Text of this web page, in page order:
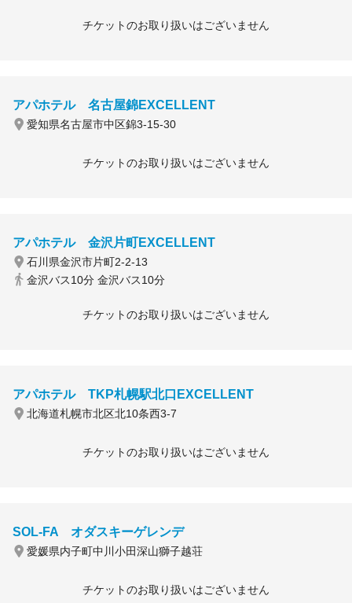
チケットのお取り扱いはございません
アパホテル 名古屋錦EXCELLENT
愛知県名古屋市中区錦3-15-30
チケットのお取り扱いはございません
アパホテル 金沢片町EXCELLENT
石川県金沢市片町2-2-13
金沢バス10分 金沢バス10分
チケットのお取り扱いはございません
アパホテル TKP札幌駅北口EXCELLENT
北海道札幌市北区北10条西3-7
チケットのお取り扱いはございません
SOL-FA オダスキーゲレンデ
愛媛県内子町中川小田深山獅子越荘
チケットのお取り扱いはございません